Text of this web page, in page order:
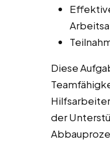
Diese
der